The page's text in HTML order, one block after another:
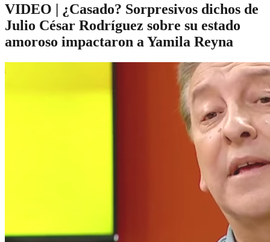
VIDEO | ¿Casado? Sorpresivos dichos de
Julio César Rodríguez sobre su estado
amoroso impactaron a Yamila Reyna